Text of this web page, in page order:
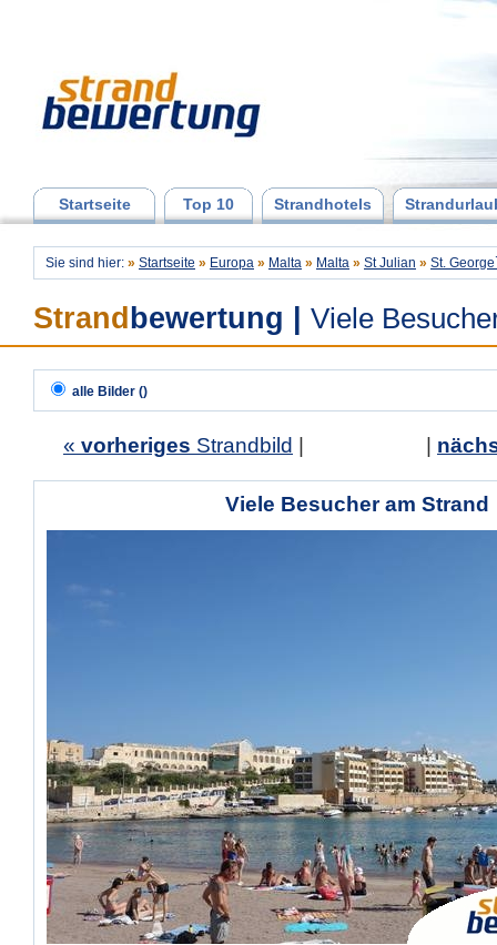
Startseite Top 10 Strandhotels
Sie sind hier: » Startseite » Europa » Malta » Malta » St Julian » St.
Strand bewertung Viele
alle Bilder ()
« vorheriges Strandbild
Viele Besucher am Strand